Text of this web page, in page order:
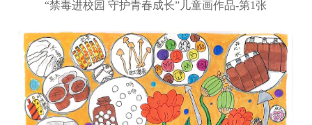
“禁毒进校园 守护青春成长”儿童画作品-第1张